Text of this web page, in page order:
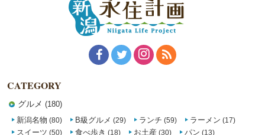
CATEGORY
グルメ (180)
新潟名物 (80) B級グルメ (29) ランチ (59) ラーメン (17)
スイーツ (50) 食べ歩き (18) お土産 (30) パン (13)